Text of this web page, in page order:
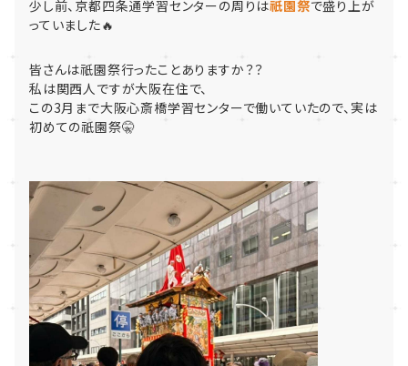
少し前、京都四条通学習センターの周りは祇園祭で盛り上が
っていました🔥
皆さんは祇園祭行ったことありますか？？
私は関西人ですが大阪在住で、
この3月まで大阪心斎橋学習センターで働いていたので、実は
初めての祇園祭🤫